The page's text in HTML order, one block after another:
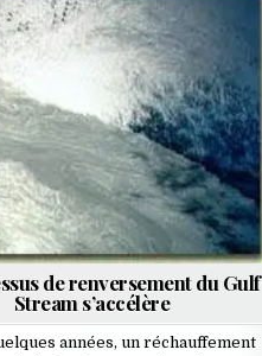
Posted
de renversement du Gulf
Stream s’accélère
années, un réchauffement